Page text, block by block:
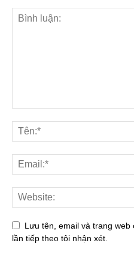
Lưu tên, email và trang
lần tiếp theo tôi nhận xét.